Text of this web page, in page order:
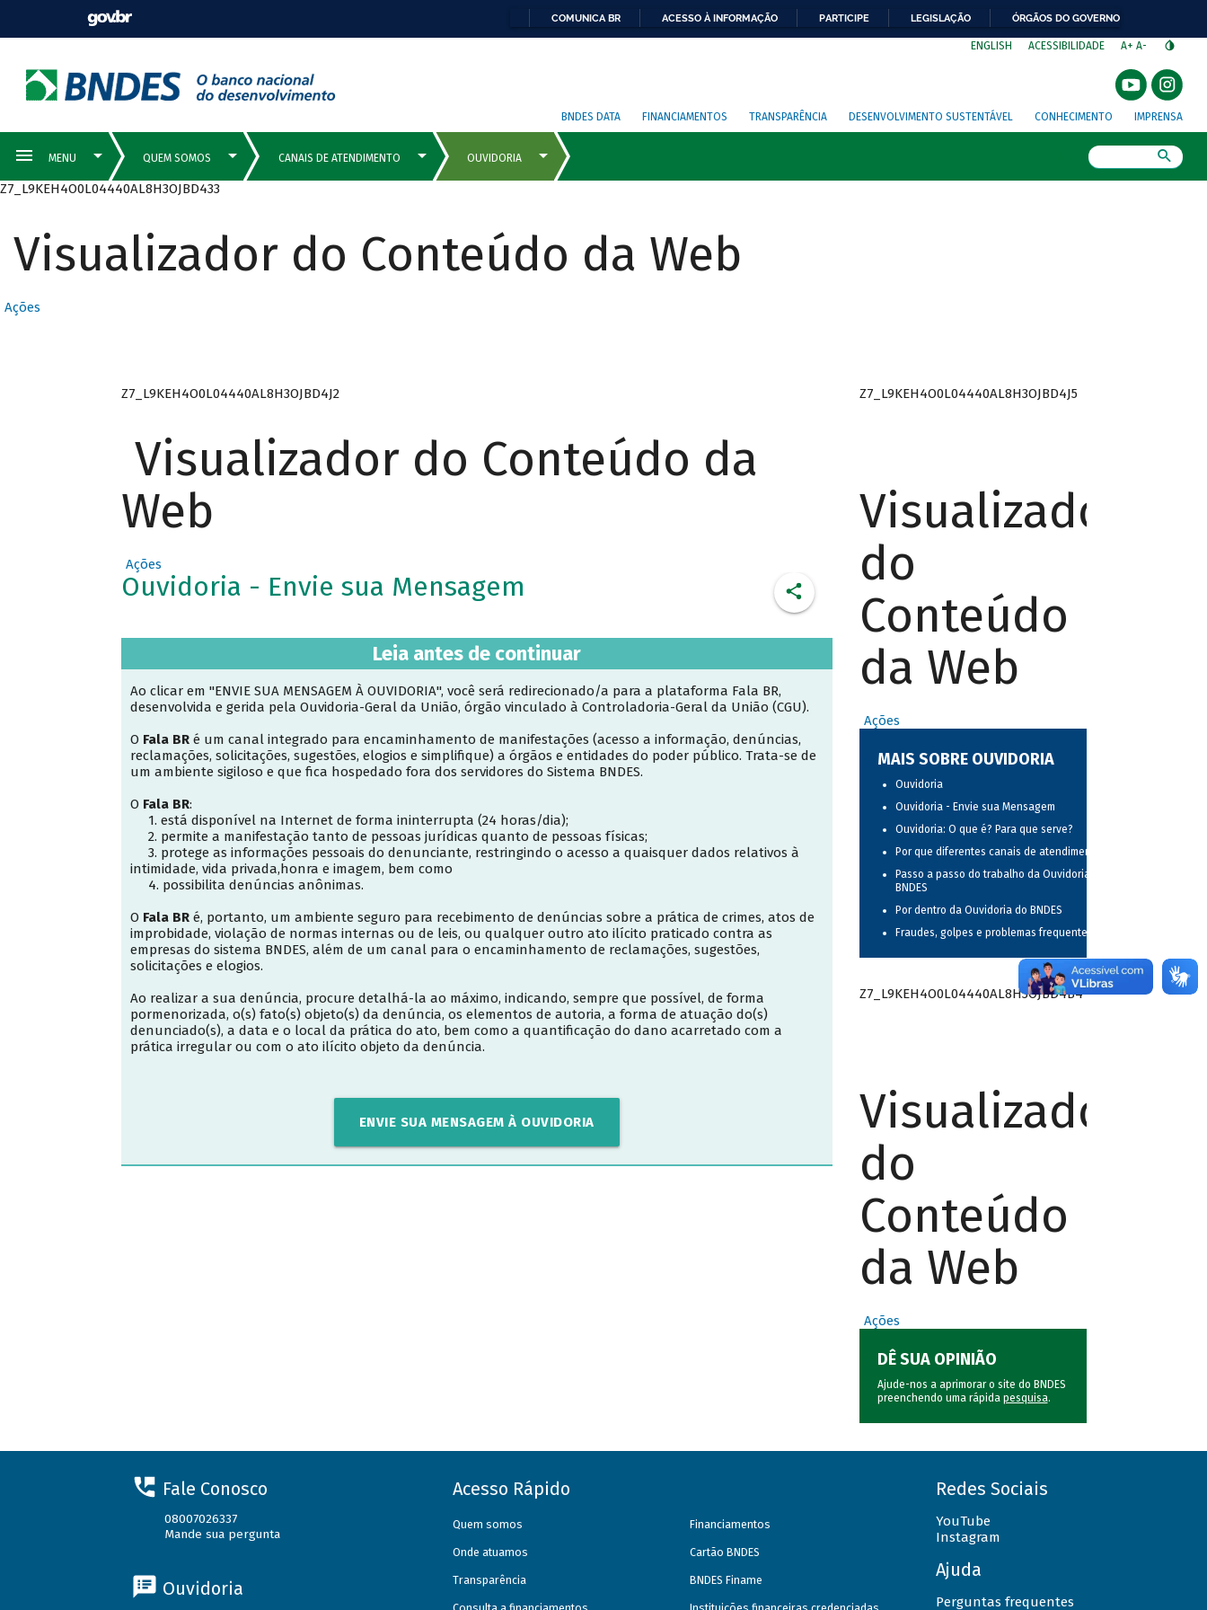
COMUNICA BR ACESSO À INFORMAÇÃO PARTICIPE LEGISLAÇÃO ÓRGÃOS DO GOVERNO
ENGLISH ACESSIBILIDADE A+ A-
BNDES DATA FINANCIAMENTOS TRANSPARÊNCIA DESENVOLVIMENTO SUSTENTÁVEL CONHECIMENTO IMPRENSA
Z7_L9KEH4O0L04440AL8H3OJBD433
Visualizador do Conteúdo da Web
Ações
Z7_L9KEH4O0L04440AL8H3OJBD4J2
Visualizador do Conteúdo da
Web
Ações
Ouvidoria - Envie sua Mensagem
Leia antes de continuar
Ao clicar em "ENVIE SUA MENSAGEM À OUVIDORIA", você será redirecionado/a para a plataforma Fala BR,
desenvolvida e gerida pela Ouvidoria-Geral da União, órgão vinculado à Controladoria-Geral da União (CGU).
O Fala BRé um canal integrado para encaminhamento de manifestações (acesso a informação, denúncias,
reclamações, solicitações, sugestões, elogios e simplifique) a órgãos e entidades do poder público. Trata-se de
um ambiente sigiloso e que fica hospedado fora dos servidores do Sistema BNDES.
O Fala BR:
1. está disponível na Internet de forma ininterrupta (24 horas/dia);
2. permite a manifestação tanto de pessoas jurídicas quanto de pessoas físicas;
3. protege as informações pessoais do denunciante, restringindo o acesso a quaisquer dados relativos à
intimidade, vida privada,honra e imagem, bem como
4. possibilita denúncias anônimas.
O Fala BRé, portanto, um ambiente seguro para recebimento de denúncias sobre a prática de crimes, atos de
improbidade, violação de normas internas ou de leis, ou qualquer outro ato ilícito praticado contra as
empresas do sistema BNDES, além de um canal para o encaminhamento de reclamações, sugestões,
solicitações e elogios.
Ao realizar a sua denúncia, procure detalhá-la ao máximo, indicando, sempre que possível, de forma
pormenorizada, o(s) fato(s) objeto(s) da denúncia, os elementos de autoria, a forma de atuação do(s)
denunciado(s), a data e o local da prática do ato, bem como a quantificação do dano acarretado com a
prática irregular ou com o ato ilícito objeto da denúncia.
ENVIE SUA MENSAGEM À OUVIDORIA
Z7_L9KEH4O0L04440AL8H3OJBD4J5
Visualizador
do
Conteúdo
da Web
Ações
MAIS SOBRE OUVIDORIA
Ouvidoria
Ouvidoria - Envie sua Mensagem
Ouvidoria: O que é? Para que serve?
Por que diferentes canais de atendimento?
Passo a passo do trabalho da Ouvidoria do
BNDES
Por dentro da Ouvidoria do BNDES
Fraudes, golpes e problemas frequentes
Z7_L9KEH4O0L04440AL8H3OJBD4B4
Visualizador
do
Conteúdo
da Web
Ações
DÊ SUA OPINIÃO
Ajude-nos a aprimorar o site do BNDES
preenchendo uma rápida pesquisa.
Fale Conosco
08007026337
Mande sua pergunta
Ouvidoria
Acesso Rápido
Quem somos
Onde atuamos
Transparência
Financiamentos
Cartão BNDES
BNDES Finame
Redes Sociais
YouTube
Instagram
Ajuda
Perguntas frequentes